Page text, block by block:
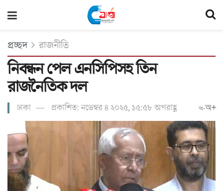
প্রচ্ছদ রাজনীতি
নিবন্ধন পেল এনসিপিসহ তিন
রাজনৈতিক দল
ঢাকা প্রকাশিত: নভেম্বর ৪ ২০২৫, ১৫:৫৮ অপরাহ্ণ অ-অ+